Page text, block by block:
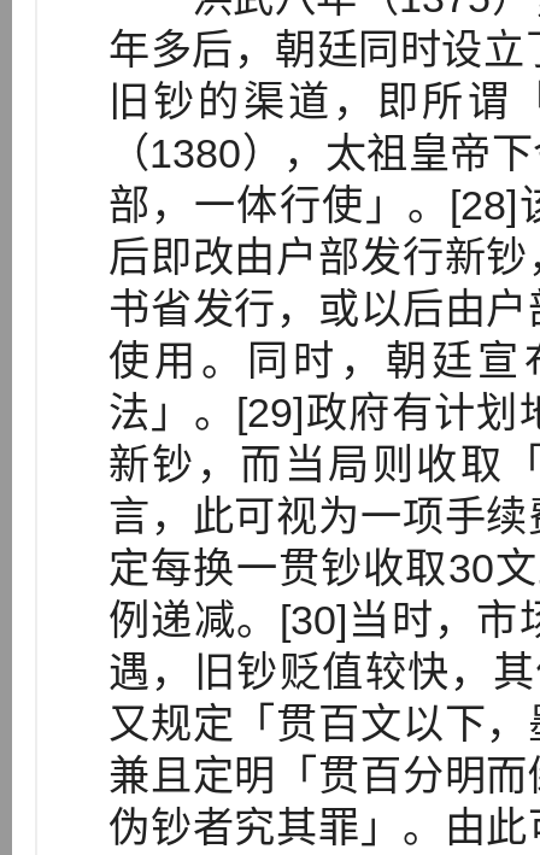
年多后，朝廷同时设
旧钞的渠道，即所谓
（1380），太祖皇帝
部，一体行使」。[28]
后即改由户部发行新
书省发行，或以后由
使用。同时，朝廷
法」。[29]政府有计划
新钞，而当局则收取
言，此可视为一项手
定每换一贯钞收取30
例递减。[30]当时，市
遇，旧钞贬值较快，
又规定「贯百文以下
兼且定明「贯百分明
伪钞者究其罪」。由